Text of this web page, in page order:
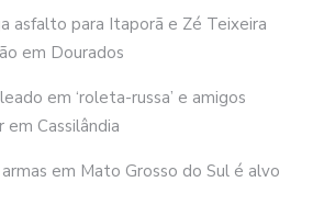
asfalto para Itaporã e Zé Teixeira
em Dourados
em ‘roleta-russa’ e amigos
Cassilândia
em Mato Grosso do Sul é alvo